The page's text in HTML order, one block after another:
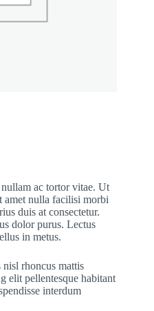
ac tortor vitae. Ut
amet nulla facilisi morbi
duis at consectetur.
dolor purus. Lectus
in metus.
rhoncus mattis
elit pellentesque habitant
interdum